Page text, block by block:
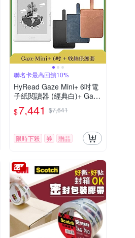
聯名卡最高回饋10%
HyRead Gaze Mini+ 6吋電
子紙閱讀器 (經典白)+ Gaze
收納保護套 (組合)
$7,441 $7,641
限時下殺 券 贈品